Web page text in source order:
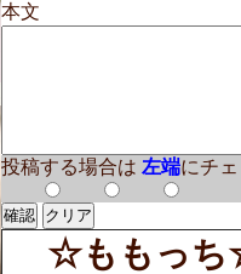
本文
投稿する場合は 左端にチ
☆ももっ